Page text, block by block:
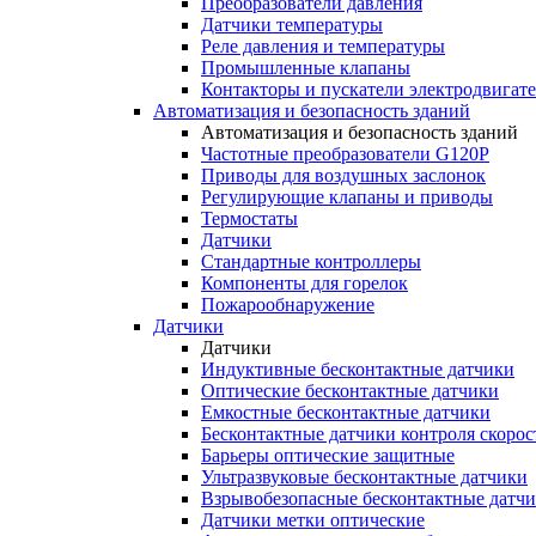
Датчики температуры
Реле давления и температуры
Промышленные клапаны
Контакторы и пускатели
Автоматизация и безопасность зданий
Автоматизация и безопасность зданий
Частотные преобразователи G120P
Приводы для воздушных заслонок
Регулирующие клапаны и приводы
Термостаты
Датчики
Стандартные контроллеры
Компоненты для горелок
Пожарообнаружение
Датчики
Датчики
Индуктивные бесконтактные датчики
Оптические бесконтактные датчики
Емкостные бесконтактные датчики
Бесконтактные датчики контроля
Барьеры оптические защитные
Ультразвуковые бесконтактные датчики
Взрывобезопасные бесконтактные
Датчики метки оптические